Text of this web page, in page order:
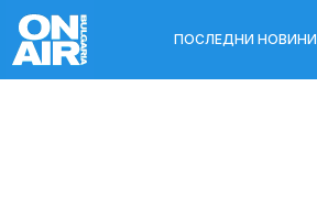
ПОСЛЕДНИ НОВИНИ